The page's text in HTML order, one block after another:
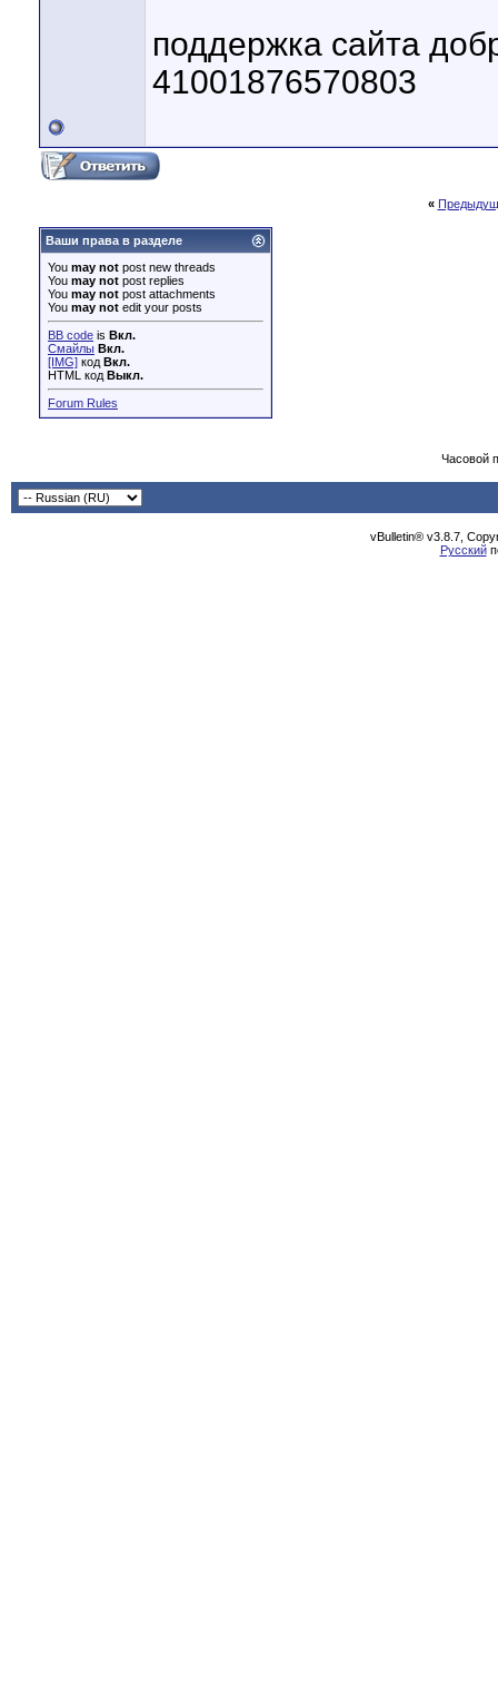
поддержка сайта
41001876570803
«
Ваши права в разделе
You may not post new threads
You may not post replies
You may not post attachments
You may not edit your posts
BB code is Вкл.
Смайлы Вкл.
[IMG] код Вкл.
HTML код Выкл.
Forum Rules
Часовой
vBulletin® v3.8.7,
Русский